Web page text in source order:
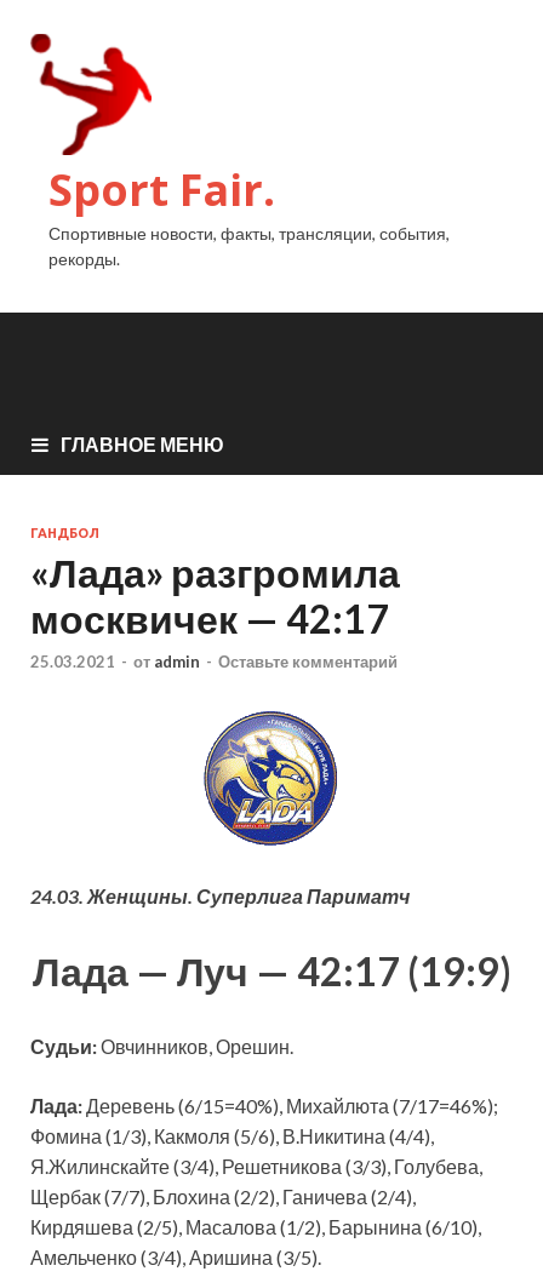
Sport Fair.
Спортивные новости, факты, трансляции, события,
рекорды.
ГЛАВНОЕ МЕНЮ
ГАНДБОЛ
«Лада» разгромила
москвичек — 42:17
25.03.2021 - от admin - Оставьте комментарий
24.03. Женщины. Суперлига Париматч
Лада — Луч — 42:17 (19:9)
Судьи:Овчинников, Орешин.
Лада:Деревень (6/15=40%), Михайлюта (7/17=46%);
Фомина (1/3), Какмоля (5/6), В.Никитина (4/4),
Я.Жилинскайте (3/4), Решетникова (3/3), Голубева,
Щербак (7/7), Блохина (2/2), Ганичева (2/4),
Кирдяшева (2/5), Масалова (1/2), Барынина (6/10),
Амельченко (3/4), Аришина (3/5).